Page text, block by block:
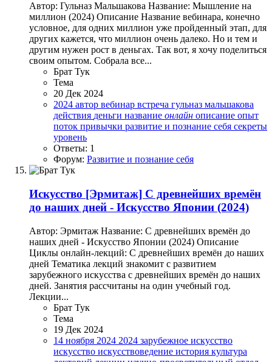
Автор: Гульназ Мальшакова Название: Мышление на
миллион (2024) Описание Название вебинара, конечно
условное, для одних миллион уже пройденный этап, для
других кажется, что миллион очень далеко. Но и тем и
другим нужен рост в деньгах. Так вот, я хочу поделиться
своим опытом. Собрала все...
Брат Тук
Тема
20 Дек 2024
2024 автор вебинар встреча гульназ мальшакова
действия деньги название онлайн описание опыт
поток привычки развитие и познание себя секреты
уровень
Ответы: 1
Форум: Развитие и познание себя
Искусство [Эрмитаж] С древнейших времён
до наших дней - Искусство Японии (2024)
Автор: Эрмитаж Название: С древнейших времён до
наших дней - Искусство Японии (2024) Описание
Циклы онлайн-лекций: С древнейших времён до наших
дней Тематика лекций знакомит с развитием
зарубежного искусства с древнейших времён до наших
дней. Занятия рассчитаны на один учебный год.
Лекции...
Брат Тук
Тема
19 Дек 2024
14 ноября 2024 2024 зарубежное искусство
искусство искусствоведение история культура